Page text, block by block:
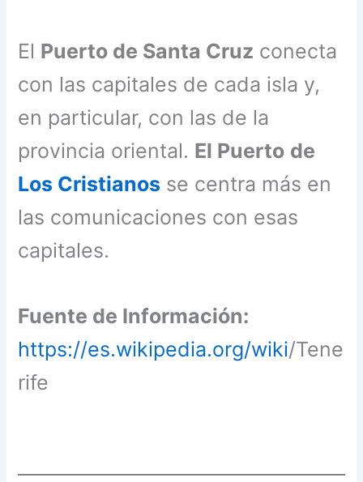
El Puerto de Santa Cruz conecta
con las capitales de cada isla y,
en particular, con las de la
provincia oriental. El Puerto de
Los Cristianos se centra más en
las comunicaciones con esas
capitales.
Fuente de Información:
https://es.wikipedia.org/wiki/Tene
rife